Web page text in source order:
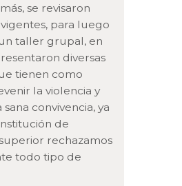
se revisaron
para luego
taller grupal, en
diversas
tienen como
la violencia y
convivencia, ya
de
rechazamos
todo tipo de